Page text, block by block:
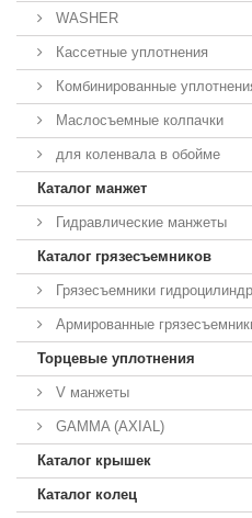
WASHER
Кассетные уплотнения
Комбинированные
Маслосъемные колпачки
для коленвала в обойме
Каталог манжет
Гидравлические манжеты
Каталог грязесъемников
Грязесъемники
Армированные
Торцевые уплотнения
V манжеты
GAMMA (AXIAL)
Каталог крышек
Каталог колец